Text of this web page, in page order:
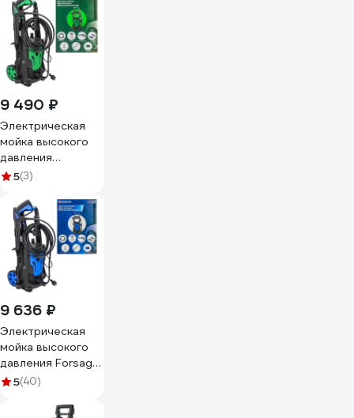
9 490 ₽
Электрическая
мойка высокого
давления
Rockforce 230-
номинальный
расход 5.5 л/мин.,
максимальное
давление 135 бар,
рабочее давление
90 бар, шланг 6 м,
HRF13P(56479)
5(3)
9 636 ₽
Электрическая
мойка высокого
давления Forsage
(230-240в,
номин.расход
5(40)